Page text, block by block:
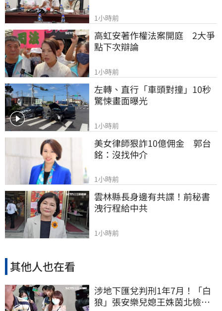
1小時前
高虹安著作權法案開庭　2大爭
點下次辯論
1小時前
左轉、直行「車頭對撞」10秒
驚悚畫面曝光
1小時前
美女律師狠詐10億佣金　郭台
銘：沒找仲介
1小時前
雲林縣長身邊有共諜！前秘書
洩行程給中共
1小時前
其他人也在看
涉地下匯兌判刑1年7月！「白
狼」張安樂兒媳王姝茵北檢報